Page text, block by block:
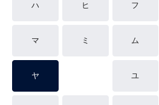
ハ ヒ フ
マ ミ ム
ヤ ユ